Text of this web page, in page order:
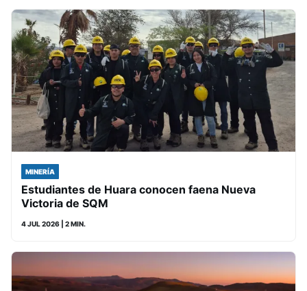
MINERÍA
Estudiantes de Huara conocen faena Nueva
Victoria de SQM
4 JUL 2026 | 2 MIN.